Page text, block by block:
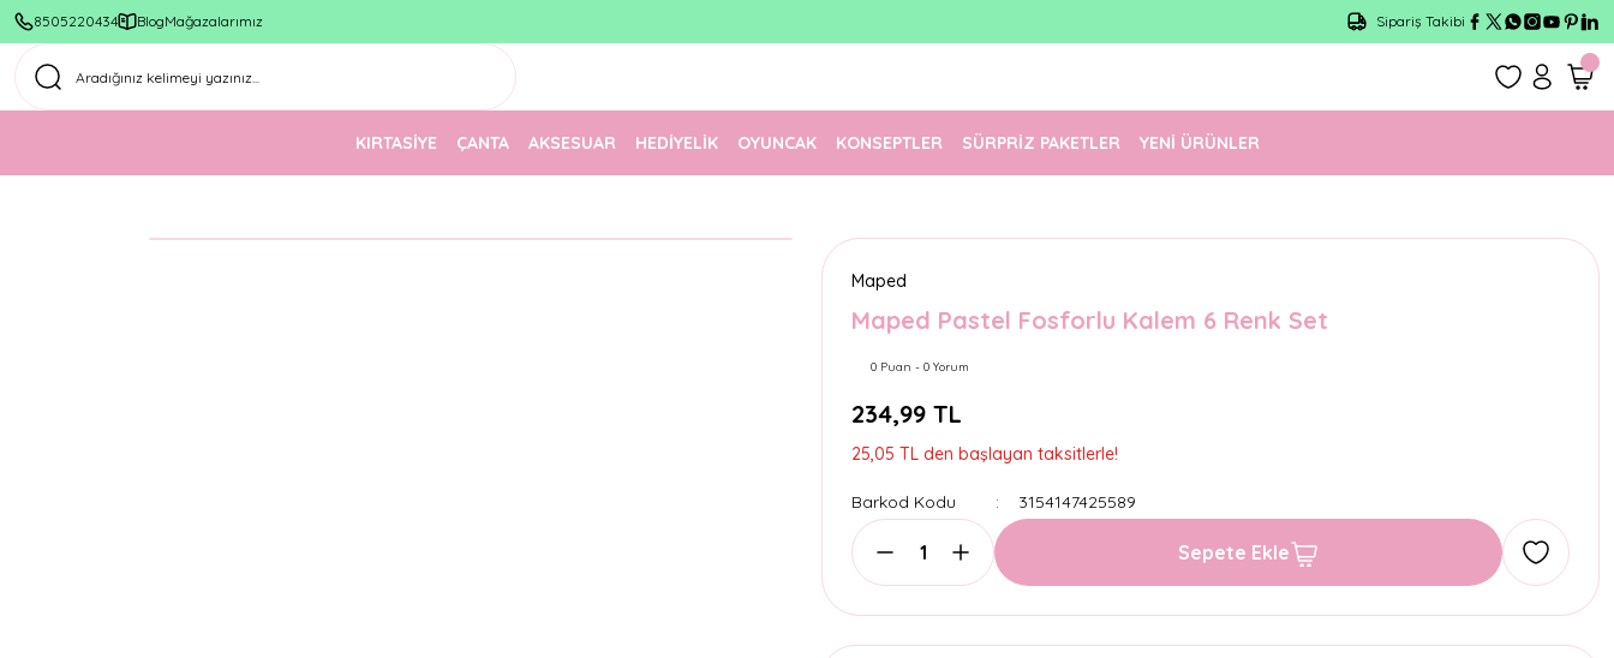
8505220434 BlogMağazalarımız
1500 TL Üzeri Ücretsiz Kargo
Sipariş Takibi
KIRTASİYE ÇANTA AKSESUAR HEDİYELİK OYUNCAK KONSEPTLER SÜRPRİZ PAKETLER YENİ ÜRÜNLER
Maped
Maped Pastel Fosforlu Kalem 6 Renk Set
0 Puan - 0 Yorum
234,99 TL
25,05 TL den başlayan taksitlerle!
Barkod Kodu 3154147425589
Sepete Ekle